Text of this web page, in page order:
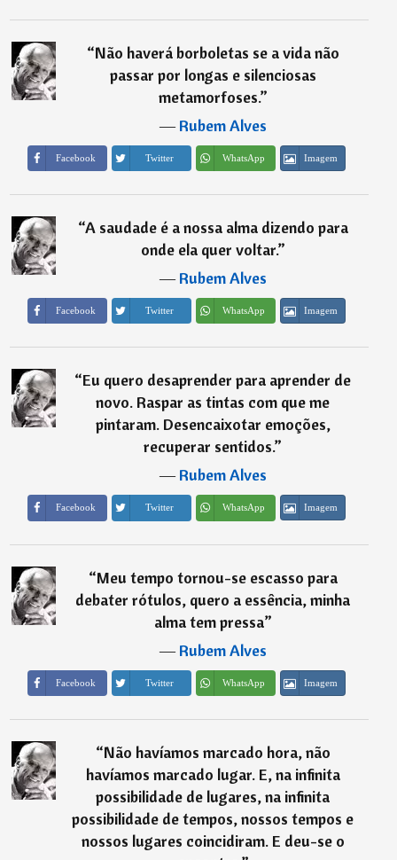
“Não haverá borboletas se a vida não
passar por longas e silenciosas
metamorfoses.”
―Rubem Alves
Facebook Twitter WhatsApp Imagem
“A saudade é a nossa alma dizendo para
onde ela quer voltar.”
―Rubem Alves
Facebook Twitter WhatsApp Imagem
“Eu quero desaprender para aprender de
novo. Raspar as tintas com que me
pintaram. Desencaixotar emoções,
recuperar sentidos.”
―Rubem Alves
Facebook Twitter WhatsApp Imagem
“Meu tempo tornou-se escasso para
debater rótulos, quero a essência, minha
alma tem pressa”
―Rubem Alves
Facebook Twitter WhatsApp Imagem
“Não havíamos marcado hora, não
havíamos marcado lugar. E, na infinita
possibilidade de lugares, na infinita
possibilidade de tempos, nossos tempos e
nossos lugares coincidiram. E deu-se o